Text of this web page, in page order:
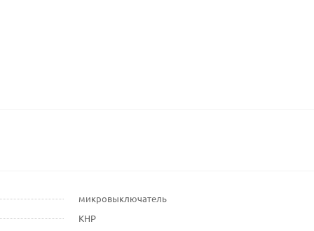
микровыключатель
КНР